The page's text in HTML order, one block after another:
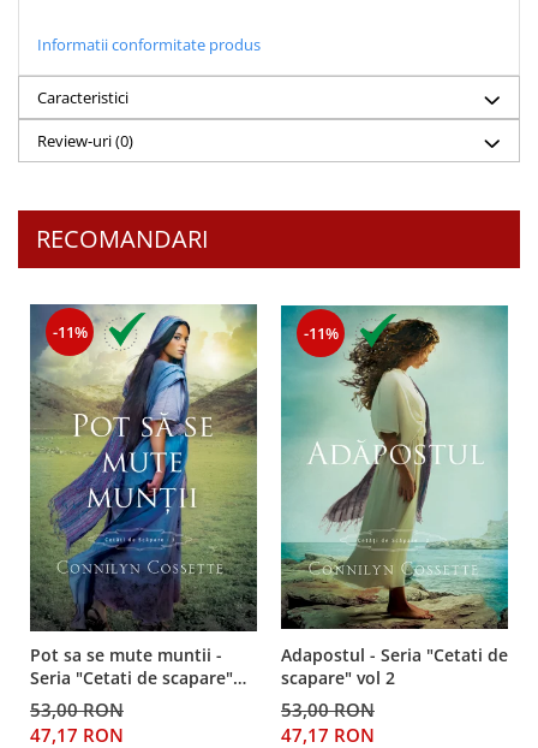
Informatii conformitate produs
Caracteristici
Review-uri(0)
RECOMANDARI
-11%
Pot sa se mute muntii -
Seria "Cetati de scapare"
vol 3
53,00 RON
47,17 RON
-11%
Adapostul - Seria "Cetati de
scapare" vol 2
53,00 RON
47,17 RON